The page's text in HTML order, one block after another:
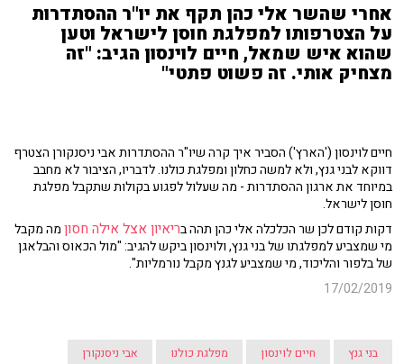
אחרי שהשר אלי כהן תקף את יו"ר ההסתדרות
על הצטרפותו למפלגת חוסן לישראל וטען
שהוא איש שמאל, חיים לוינסון הגיב: "זה
מצחיק אותי. זה פשוט פתטי"
חיים לוינסון ('הארץ') הסביר איך קרה שיו"ר ההסתדרות אבי ניסנקורן הצטרף
דווקא לבני גנץ, ולא למשה כחלון ומפלגת כולנו. לדבריו, הציבור לא מחבב
במיוחד את ארגון ההסתדרות - מה שעלול לפגוע בקולות שתקבל מפלגת
חוסן לישראל.
דקות קודם לכן שר הכלכלה אלי כהן תהה בריאיון אצל אילה חסוןמה מקבל
מי שמצביע למפלגתו של בני גנץ, ולוינסון ביקש להגיב: "מול הכאוס והבלאגן
של בלפור והליכוד, מי שמצביע לגנץ מקבל נורמליות".
17/02/2019
בני גנץ חיים לוינסון מפלגת כולנו
אבי ניסנקורן